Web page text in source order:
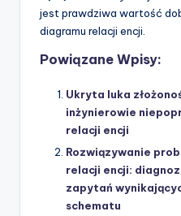
jest prawdziwa wartość
diagramu relacji encji.
Powiązane Wpisy:
Ukryta luka
inżynierowie
relacji encji
Rozwiązywanie
relacji encji:
zapytań
schematu